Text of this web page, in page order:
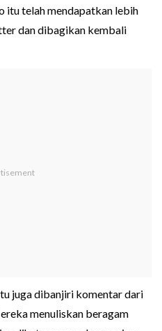
itu telah mendapatkan lebih
dan dibagikan kembali
juga dibanjiri komentar dari
menuliskan beragam